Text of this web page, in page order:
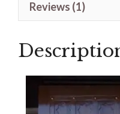
8
Reviews (1)